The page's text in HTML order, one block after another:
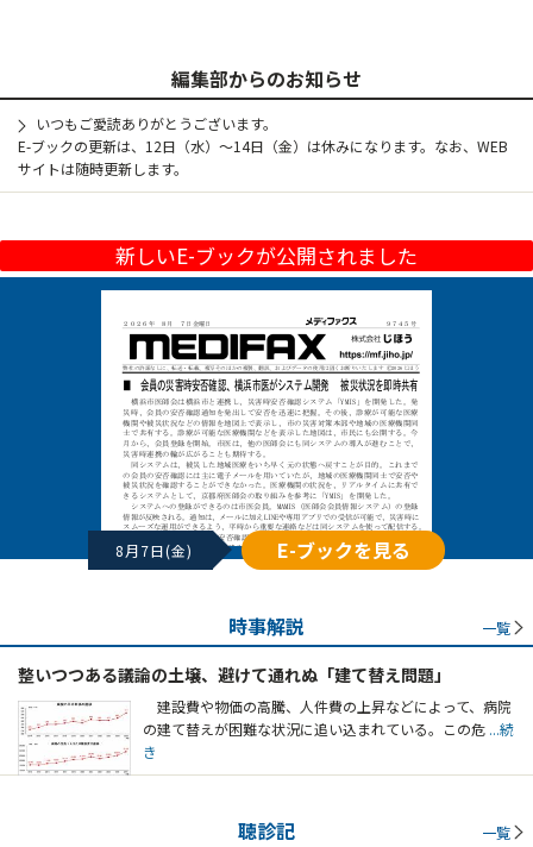
編集部からのお知らせ
いつもご愛読ありがとうございます。
E-ブックの更新は、12日（水）～14日（金）は休みになります。なお、WEB
サイトは随時更新します。
新しいE-ブックが公開されました
8月7日(金) E-ブックを見る
時事解説 一覧
整いつつある議論の土壌、避けて通れぬ「建て替え問題」
建設費や物価の高騰、人件費の上昇などによって、病院
の建て替えが困難な状況に追い込まれている。この危 ...続
き
聴診記 一覧